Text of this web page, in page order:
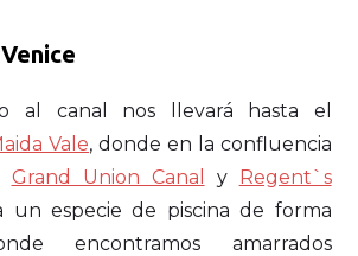
al canal nos llevará hasta el
Vale, donde en la confluencia
Grand Union Canal y Regent`s
un especie de piscina de forma
encontramos amarrados